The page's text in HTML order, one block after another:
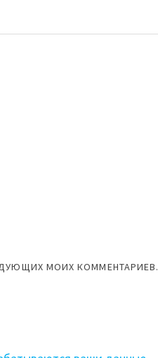
МОИХ КОММЕНТАРИЕВ.